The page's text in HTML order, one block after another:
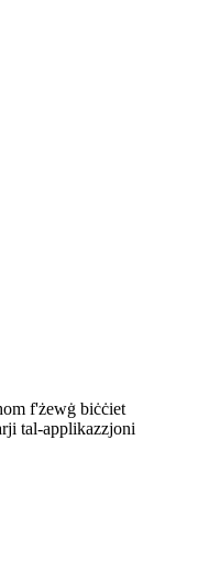
f'żewġ biċċiet
tal-applikazzjoni